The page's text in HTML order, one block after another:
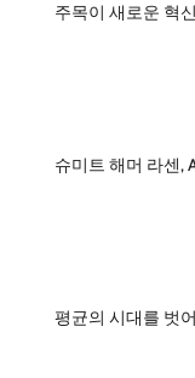
주목이 새로운 혁
슈미트 해머 라센,
평균의 시대를 벗